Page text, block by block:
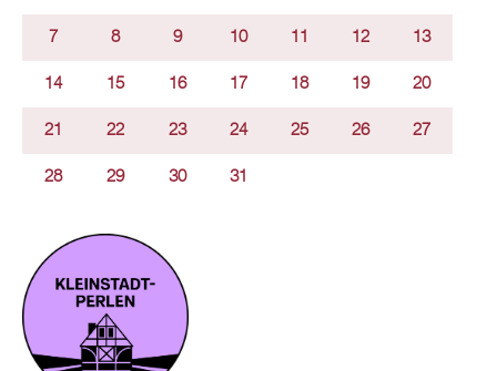
7 8 9 10 11 12 13
14 15 16 17 18 19 20
21 22 23 24 25 26 27
28 29 30 31